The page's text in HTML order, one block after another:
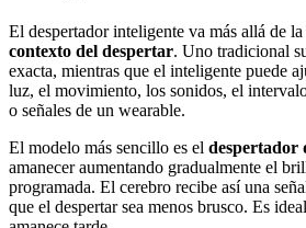
El despertador inteligente va más allá de
contexto del despertar. Uno tradicional
exacta, mientras que el inteligente puede
luz, el movimiento, los sonidos, el
o señales de un wearable.
El modelo más sencillo es el despertador
amanecer aumentando gradualmente el
programada. El cerebro recibe así una
que el despertar sea menos brusco. Es